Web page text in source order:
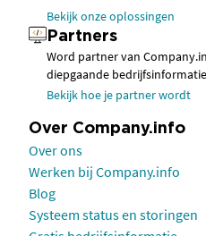
Bekijk onze oplossingen
Partners
Word partner van
diepgaande bedrijfsinformatie
Bekijk hoe je partner wordt
Over Company.info
Over ons
Werken bij Company.info
Blog
Systeem status en storingen